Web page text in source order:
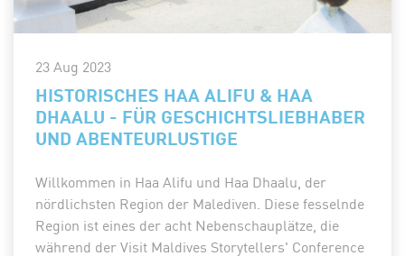
23 Aug 2023
HISTORISCHES HAA ALIFU & HAA
DHAALU - FÜR GESCHICHTSLIEBHABER
UND ABENTEURLUSTIGE
Willkommen in Haa Alifu und Haa Dhaalu, der
nördlichsten Region der Malediven. Diese fesselnde
Region ist eines der acht Nebenschauplätze, die
während der Visit Maldives Storytellers' Conference